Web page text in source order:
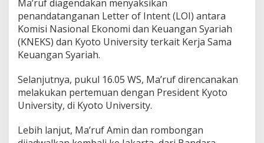
Ma’ruf diagendakan menyaksikan
penandatanganan Letter of Intent (LOI) antara
Komisi Nasional Ekonomi dan Keuangan Syariah
(KNEKS) dan Kyoto University terkait Kerja Sama
Keuangan Syariah.
Selanjutnya, pukul 16.05 WS, Ma’ruf direncanakan
melakukan pertemuan dengan President Kyoto
University, di Kyoto University.
Lebih lanjut, Ma’ruf Amin dan rombongan